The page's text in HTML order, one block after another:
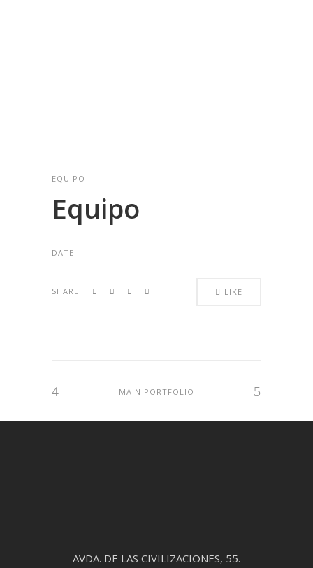
EQUIPO
Equipo
DATE:
SHARE: LIKE
MAIN PORTFOLIO
AVDA. DE LAS CIVILIZACIONES, 55.